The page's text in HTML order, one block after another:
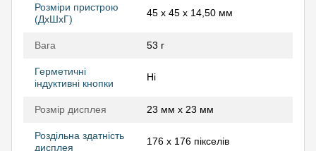
Розміри пристрою
(ДхШхГ)
45 x 45 x 14,50 мм
Вага 53 г
Герметичні
індуктивні кнопки
Ні
Розмір дисплея 23 мм x 23 мм
Роздільна здатність
дисплея
176 х 176 пікселів